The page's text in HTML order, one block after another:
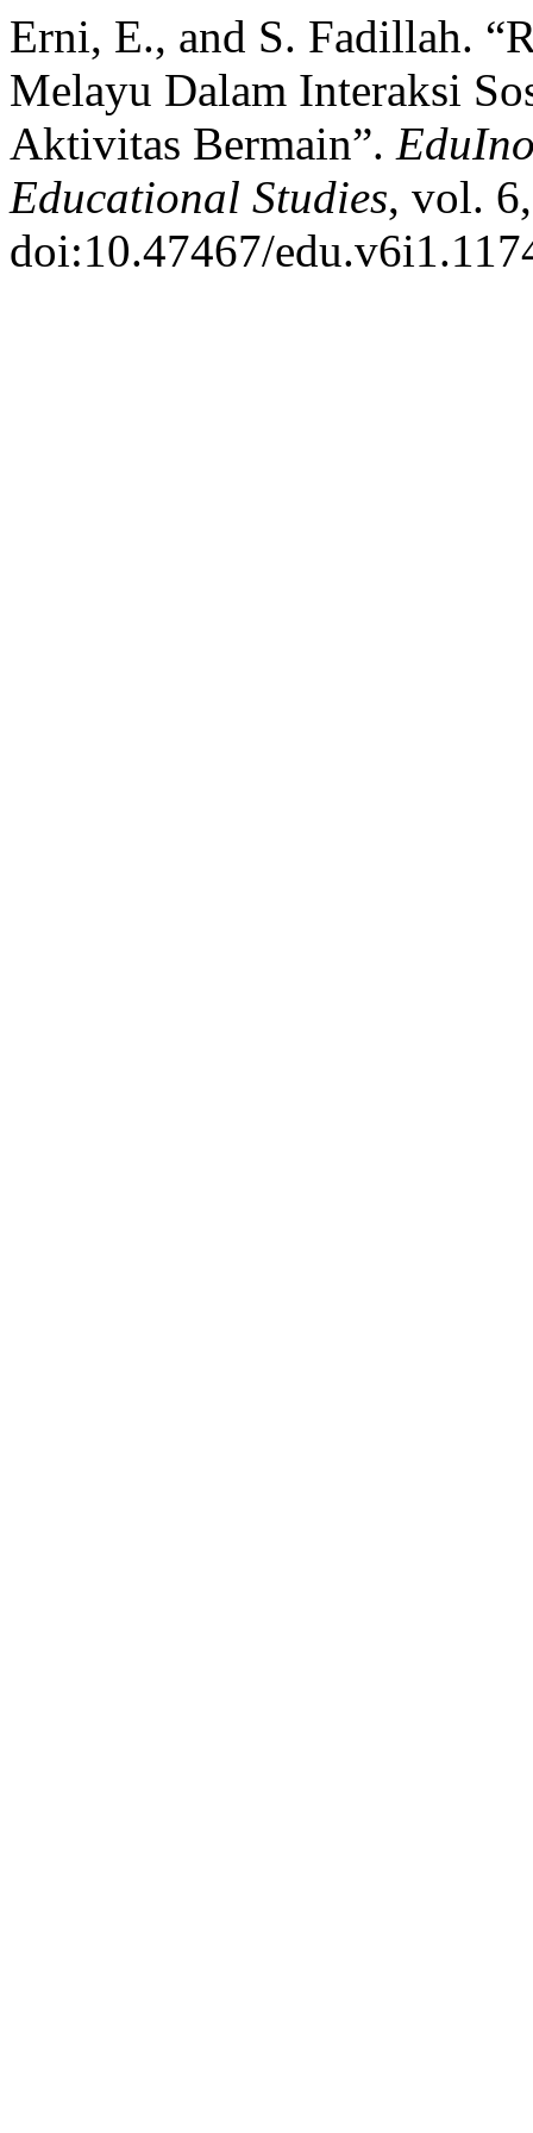
Erni, E., and S. Fadillah.
Melayu Dalam Interaksi
Aktivitas Bermain”.
Educational Studies, vol.
doi:10.47467/